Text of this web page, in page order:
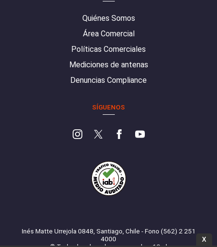
Quiénes Somos
Área Comercial
Políticas Comerciales
Mediciones de antenas
Denuncias Compliance
SÍGUENOS
Inés Matte Urrejola 0848, Santiago, Chile - Fono (562) 2 251
4000
X